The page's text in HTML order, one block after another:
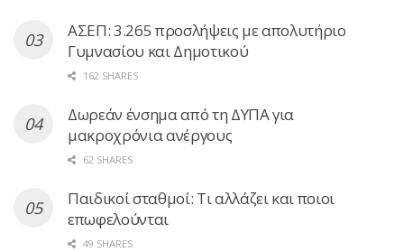
ΑΣΕΠ: 3.265 προσλήψεις με απολυτήριο
Γυμνασίου και Δημοτικού
162 SHARES
Δωρεάν ένσημα από τη ΔΥΠΑ για
μακροχρόνια ανέργους
62 SHARES
Παιδικοί σταθμοί: Τι αλλάζει και ποιοι
επωφελούνται
49 SHARES